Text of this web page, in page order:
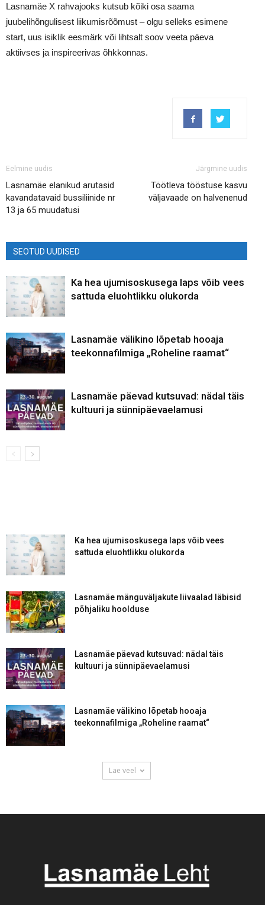
Lasnamäe X rahvajooks kutsub kõiki osa saama
juubelihõngulisest liikumisrõõmust – olgu selleks esimene
start, uus isiklik eesmärk või lihtsalt soov veeta päeva
aktiivses ja inspireerivas õhkkonnas.
Eelmine uudis
Lasnamäe elanikud arutasid
kavandatavaid bussiliinide nr
13 ja 65 muudatusi
Järgmine uudis
Töötleva tööstuse kasvu
väljavaade on halvenenud
SEOTUD UUDISED
Ka hea ujumisoskusega laps võib vees
sattuda eluohtlikku olukorda
Lasnamäe välikino lõpetab hooaja
teekonnafilmiga „Roheline raamat“
Lasnamäe päevad kutsuvad: nädal täis
kultuuri ja sünnipäevaelamusi
Ka hea ujumisoskusega laps võib vees
sattuda eluohtlikku olukorda
Lasnamäe mänguväljakute liivaalad läbisid
põhjaliku hoolduse
Lasnamäe päevad kutsuvad: nädal täis
kultuuri ja sünnipäevaelamusi
Lasnamäe välikino lõpetab hooaja
teekonnafilmiga „Roheline raamat“
Lae veel